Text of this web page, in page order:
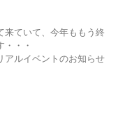
来ていて、今年ももう終
・・・
アルイベントのお知らせ